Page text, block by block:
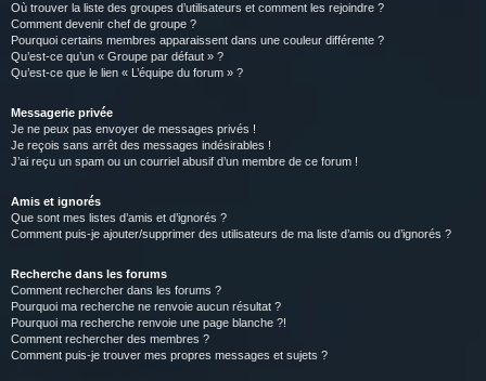
Où trouver la liste des groupes d’utilisateurs et comment les rejoindre ?
Comment devenir chef de groupe ?
Pourquoi certains membres apparaissent dans une couleur différente ?
Qu’est-ce qu’un « Groupe par défaut » ?
Qu’est-ce que le lien « L’équipe du forum » ?
Messagerie privée
Je ne peux pas envoyer de messages privés !
Je reçois sans arrêt des messages indésirables !
J’ai reçu un spam ou un courriel abusif d’un membre de ce forum !
Amis et ignorés
Que sont mes listes d’amis et d’ignorés ?
Comment puis-je ajouter/supprimer des utilisateurs de ma liste d’amis ou d’ignorés ?
Recherche dans les forums
Comment rechercher dans les forums ?
Pourquoi ma recherche ne renvoie aucun résultat ?
Pourquoi ma recherche renvoie une page blanche ?!
Comment rechercher des membres ?
Comment puis-je trouver mes propres messages et sujets ?